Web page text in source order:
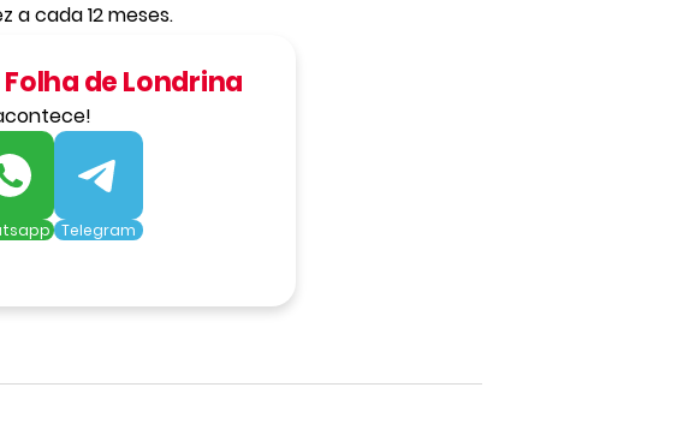
a cada 12 meses.
Folha de Londrina
Telegram